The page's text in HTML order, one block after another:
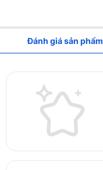
Đánh giá sản phẩm